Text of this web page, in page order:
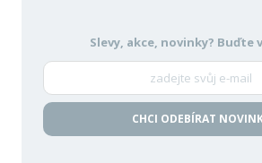
Slevy, akce, novinky? Buďte
CHCI ODEBÍRAT